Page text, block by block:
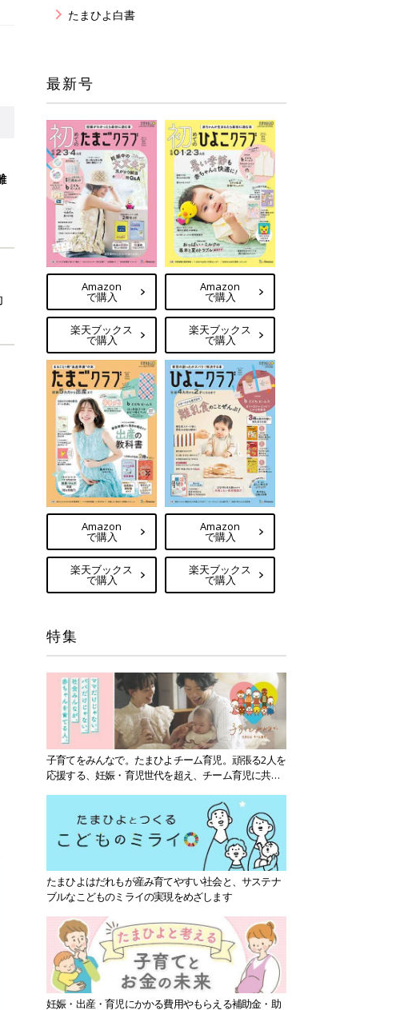
たまひよ白書
最新号
Amazon
で購入
楽天ブックス
で購入
Amazon
で購入
楽天ブックス
で購入
Amazon
で購入
楽天ブックス
で購入
Amazon
で購入
楽天ブックス
で購入
特集
子育てをみんなで。たまひよチーム育児。頑張る2人を
応援する、妊娠・育児世代を超え、チーム育児に共感
たまひよはだれもが産み育てやすい社会と、サステナ
ブルなこどものミライの実現をめざします
妊娠・出産・育児にかかる費用やもらえる補助金・助